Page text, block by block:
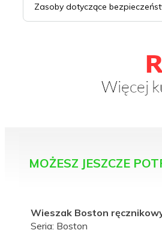
Zasoby dotyczące
MOŻESZ JESZCZE
Wieszak Boston
Seria: Boston